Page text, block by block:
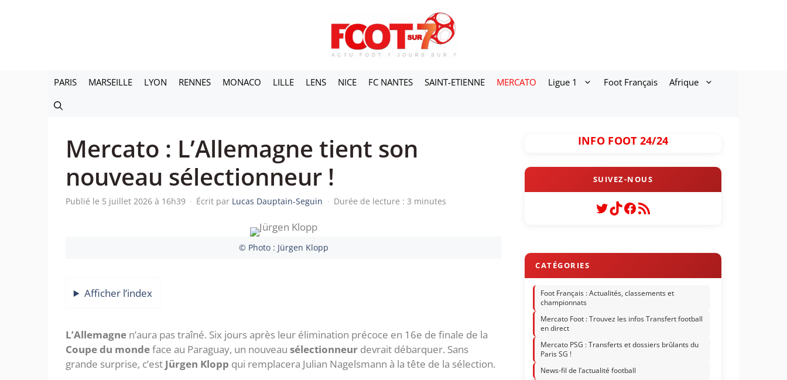
PARIS MARSEILLE LYON RENNES MONACO LILLE LENS NICE FC NANTES SAINT-ETIENNE MERCATO Ligue 1 Foot Français Afrique
Mercato : L’Allemagne tient son
nouveau sélectionneur !
Publié le 5 juillet 2026 à 16h39 · Écrit par Lucas Dauptain-Seguin · Durée de lecture : 3 minutes
© Photo : Jürgen Klopp
Afficher l’index
L’Allemagne n’aura pas traîné. Six jours après leur élimination précoce en 16e de finale de la
Coupe du mondeface au Paraguay, un nouveau sélectionneur devrait débarquer. Sans
grande surprise, c’est Jürgen Klopp qui remplacera Julian Nagelsmann à la tête de la sélection.
INFO FOOT 24/24
Twitter
TikTok
Facebook
Flux RSS
Foot Français : Actualités, classements et
championnats
Mercato Foot : Trouvez les infos Transfert football
en direct
Mercato PSG : Transferts et dossiers brûlants du
Paris SG !
News-fil de l’actualité football